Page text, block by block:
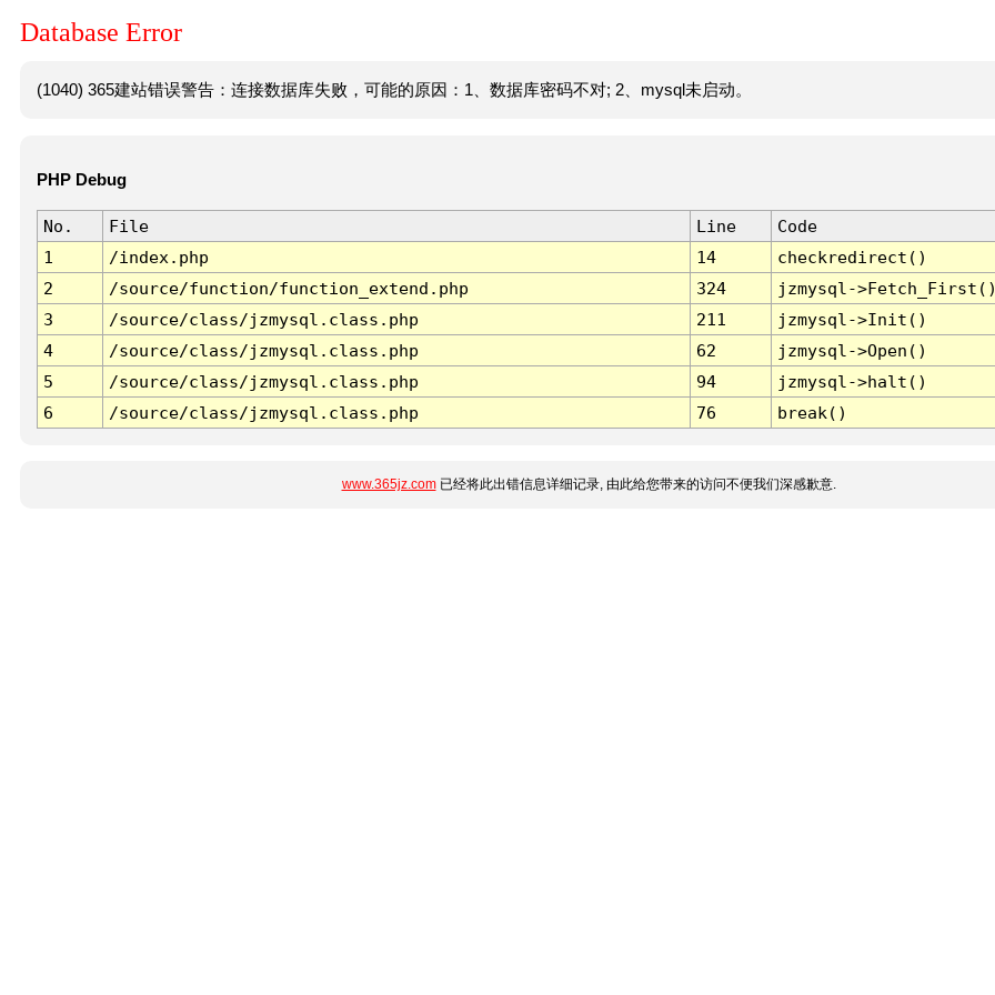
Database Error
(1040) 365建站错误警告：连接数据库失败，可能的原因：1、数据库密码不对; 2、mysql未启动。
PHP Debug
No. File Line
Code
1
/index.php 14
checkredirect()
2
/source/function/function_extend.php 324
jzmysql-
3
/source/class/jzmysql.class.php 211
jzmysql->Init()
4
/source/class/jzmysql.class.php 62
jzmysql->Open()
5
/source/class/jzmysql.class.php 94
jzmysql->halt()
6
/source/class/jzmysql.class.php 76 break()
www.365jz.com已经将此出错信息详细记录, 由此给您带来的访问不便我们深感歉意.